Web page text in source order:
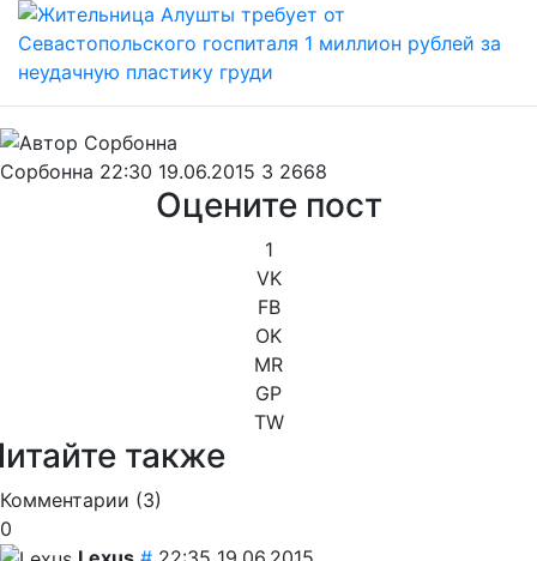
Сорбонна 22:30 19.06.2015 3 2668
Оцените пост
1
VK
FB
OK
MR
GP
TW
также
Комментарии (3)
0